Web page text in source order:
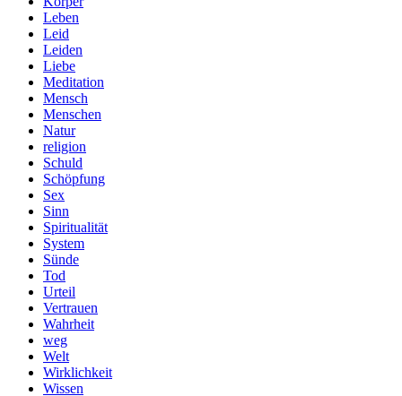
Leben
Leid
Leiden
Liebe
Meditation
Mensch
Menschen
Natur
religion
Schuld
Schöpfung
Sex
Sinn
Spiritualität
System
Sünde
Tod
Urteil
Vertrauen
Wahrheit
weg
Welt
Wirklichkeit
Wissen